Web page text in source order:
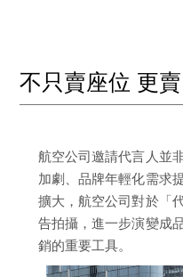
不只賣座位 更賣
航空公司邀請代言人並
加劇、品牌年輕化需求
擴大，航空公司對於「
告拍攝，進一步演變成
銷的重要工具。